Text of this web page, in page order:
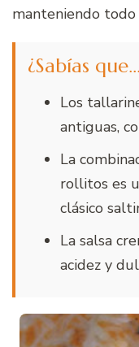
manteniendo todo
¿Sabías
Los
antiguas,
La
rollitos es
clásico
La salsa
acidez y